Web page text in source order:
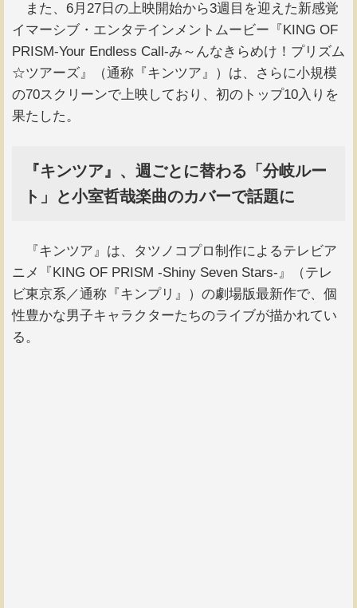
また、6月27日の上映開始から3週目を迎えた新感覚
イマーシブ・エンタテインメントムービー『KING OF
PRISM-Your Endless Call-み～んなきらめけ！プリズム
☆ツアーズ』（通称『キンツア』）は、さらに小規模
の70スクリーンで上映しており、初のトップ10入りを
果たした。
『キンツア』、週ごとに替わる「分岐ルー
ト」と小室哲哉楽曲のカバーで話題に
『キンツア』は、タツノコプロ制作によるテレビア
ニメ『KING OF PRISM -Shiny Seven Stars-』（テレ
ビ東京系／通称『キンプリ』）の劇場版最新作で、個
性豊かな男子キャラクターたちのライブが描かれてい
る。